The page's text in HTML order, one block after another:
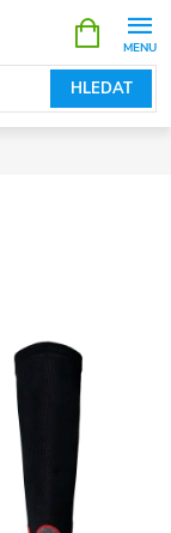
HLEDAT
NÁKUPNÍ
KOŠÍK